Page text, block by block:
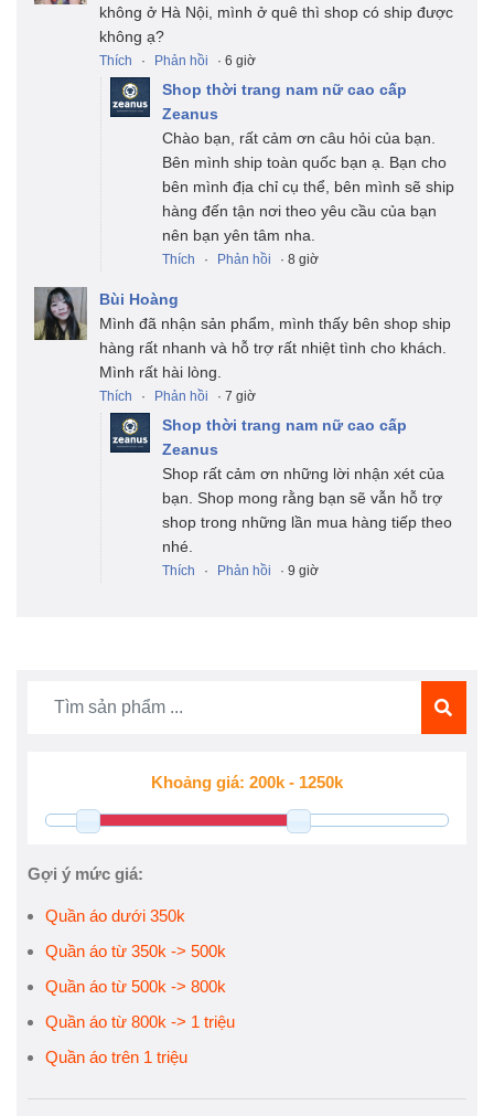
không ở Hà Nội, mình ở quê thì shop có ship được
không ạ?
Thích · Phản hồi · 6 giờ
Shop thời trang nam nữ cao cấp
Zeanus
Chào bạn, rất cảm ơn câu hỏi của bạn.
Bên mình ship toàn quốc bạn ạ. Bạn cho
bên mình địa chỉ cụ thể, bên mình sẽ ship
hàng đến tận nơi theo yêu cầu của bạn
nên bạn yên tâm nha.
Thích · Phản hồi · 8 giờ
Bùi Hoàng
Mình đã nhận sản phẩm, mình thấy bên shop ship
hàng rất nhanh và hỗ trợ rất nhiệt tình cho khách.
Mình rất hài lòng.
Thích · Phản hồi · 7 giờ
Shop thời trang nam nữ cao cấp
Zeanus
Shop rất cảm ơn những lời nhận xét của
bạn. Shop mong rằng bạn sẽ vẫn hỗ trợ
shop trong những lần mua hàng tiếp theo
nhé.
Thích · Phản hồi · 9 giờ
Gợi ý mức giá:
Quần áo dưới 350k
Quần áo từ 350k -> 500k
Quần áo từ 500k -> 800k
Quần áo từ 800k -> 1 triệu
Quần áo trên 1 triệu